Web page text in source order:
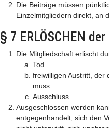
Die Beiträge müssen
Einzelmitgliedern direkt, an
§ 7 ERLÖSCHEN
Die Mitgliedschaft erlischt
Tod
freiwilligen Austritt, der
muss.
Ausschluss
Ausgeschlossen werden
entgegenhandelt, sich den